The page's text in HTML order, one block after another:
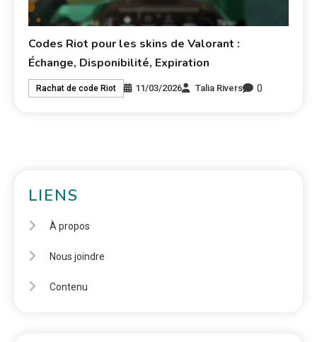
Codes Riot pour les skins de Valorant :
Échange, Disponibilité, Expiration
Rachat de code Riot 11/03/2026 Talia Rivers 0
LIENS
À propos
Nous joindre
Contenu